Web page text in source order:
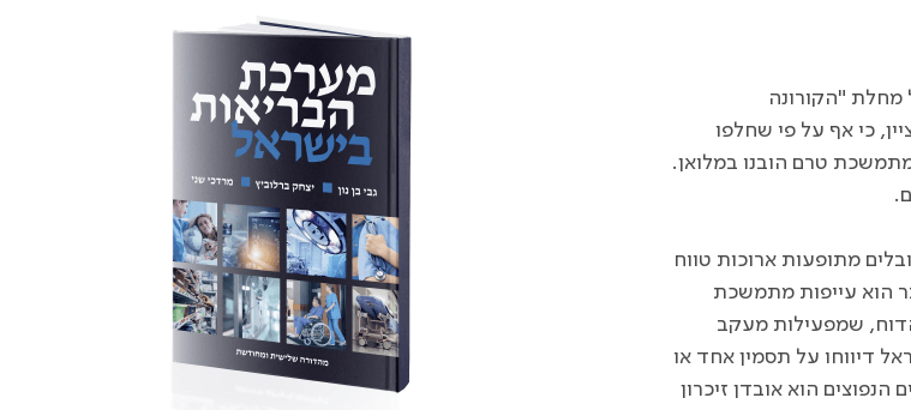
של מחלת "הקורונה
כי אף על פי שחלפו
טרם הובנו במלואן.
מתופעות ארוכות טווח
הוא עייפות מתמשכת
שמפעילות מעקב
של המחלה. יותר ממחצית בני ה- 21 ומעלה בישראל דיווחו על תסמין אחד או
הנפוצים הוא אובדן זיכרון